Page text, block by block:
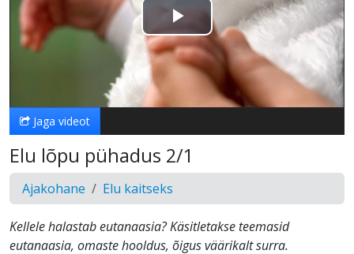
Esita
video
Jaga videot
Elu lõpu pühadus 2/1
Ajakohane Elu kaitseks
Kellele halastab eutanaasia? Käsitletakse teemasid
eutanaasia, omaste hooldus, õigus väärikalt surra.